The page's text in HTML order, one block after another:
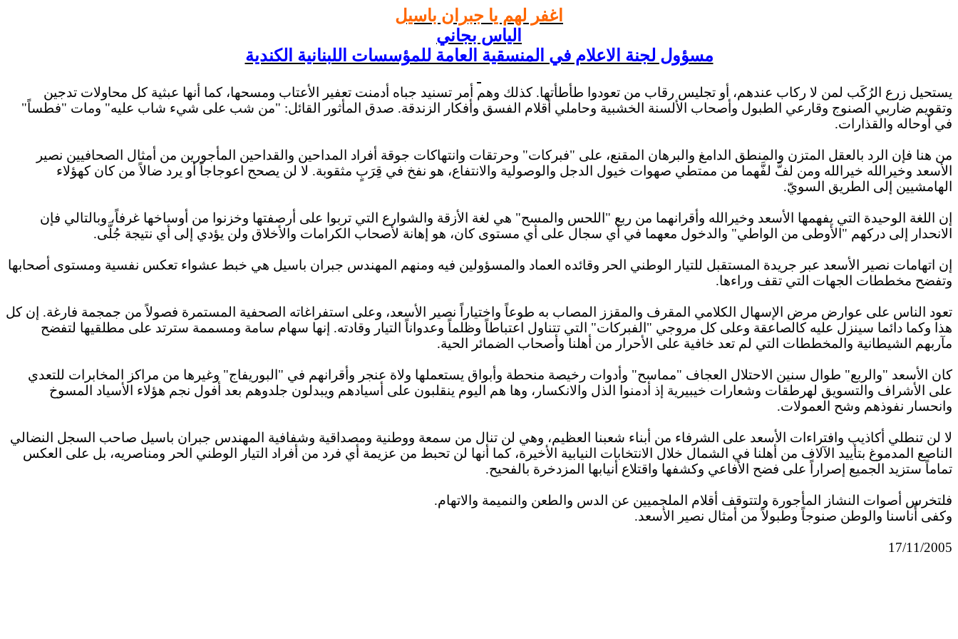
اغفر لهم يا جبران باسيل
الياس بجاني
مسؤول لجنة الاعلام في المنسقية العامة للمؤسسات اللبنانية الكندية
يستحيل زرع الرُكَب لمن لا ركاب عندهم، أو تجليس رقاب من تعودوا طأطأتها. كذلك وهم أمر تسنيد جباه أدمنت تعفير الأعتاب ومسحها، كما أنها عبثية كل محاولات تدجين
وتقويم ضاربي الصنوج وقارعي الطبول وأصحاب الألسنة الخشبية وحاملي أقلام الفسق وأفكار الزندقة. صدق المأثور القائل: "من شب على شيء شاب عليه" ومات "فطساً"
في أوحاله والقذارات.
من هنا فإن الرد بالعقل المتزن والمنطق الدامغ والبرهان المقنع، على "فبركات" وحرتقات وانتهاكات جوقة أفراد المداحين والقداحين المأجورين من أمثال الصحافيين نصير
الأسعد وخيرالله خيرالله ومن لفَّ لفَّهما من ممتطي صهوات خيول الدجل والوصولية والانتفاع، هو نفخ في قِرَبٍ مثقوبة. لا لن يصحح اعوجاجاً أو يرد ضالاً من كان كهؤلاء
الهامشيين إلى الطريق السويّ.
إن اللغة الوحيدة التي يفهمها الأسعد وخيرالله وأقرانهما من ربع "اللحس والمسح" هي لغة الأزقة والشوارع التي تربوا على أرصفتها وخزنوا من أوساخها غرفاً، وبالتالي فإن
الانحدار إلى دركهم "الأوطى من الواطي" والدخول معهما في أي سجال على أي مستوى كان، هو إهانة لأصحاب الكرامات والأخلاق ولن يؤدي إلى أي نتيجة جُلَّى.
إن اتهامات نصير الأسعد عبر جريدة المستقبل للتيار الوطني الحر وقائده العماد والمسؤولين فيه ومنهم المهندس جبران باسيل هي خبط عشواء تعكس نفسية ومستوى أصحابها
وتفضح مخططات الجهات التي تقف وراءها.
تعود الناس على عوارض مرض الإسهال الكلامي المقرف والمقزز المصاب به طوعاً واختياراً نصير الأسعد، وعلى استفراغاته الصحفية المستمرة فصولاً من جمجمة فارغة. إن كل
هذا وكما دائما سينزل عليه كالصاعقة وعلى كل مروجي "الفبركات" التي تتناول اعتباطاً وظلماً وعدواناً التيار وقادته. إنها سهام سامة ومسممة سترتد على مطلقيها لتفضح
مآربهم الشيطانية والمخططات التي لم تعد خافية على الأحرار من أهلنا وأصحاب الضمائر الحية.
كان الأسعد "والربع" طوال سنين الاحتلال العجاف "مماسح" وأدوات رخيصة منحطة وأبواق يستعملها ولاة عنجر وأقرانهم في "البوريفاج" وغيرها من مراكز المخابرات للتعدي
على الأشراف والتسويق لهرطقات وشعارات خيبيرية إذ أدمنوا الذل والانكسار، وها هم اليوم ينقلبون على أسيادهم ويبدلون جلدوهم بعد أفول نجم هؤلاء الأسياد المسوخ
وانحسار نفوذهم وشح العمولات.
لا لن تنطلي أكاذيب وافتراءات الأسعد على الشرفاء من أبناء شعبنا العظيم، وهي لن تنال من سمعة ووطنية ومصداقية وشفافية المهندس جبران باسيل صاحب السجل النضالي
الناصع المدموغ بتأييد الآلاف من أهلنا في الشمال خلال الانتخابات النيابية الأخيرة، كما أنها لن تحبط من عزيمة أي فرد من أفراد التيار الوطني الحر ومناصريه، بل على العكس
تماماً ستزيد الجميع إصراراً على فضح الأفاعي وكشفها واقتلاع أنيابها المزدخرة بالفحيح.
فلتخرس أصوات النشاز المأجورة ولتتوقف أقلام الملجميين عن الدس والطعن والنميمة والاتهام.
وكفى أُناسنا والوطن صنوجاً وطبولاً من أمثال نصير الأسعد.
17/11/2005